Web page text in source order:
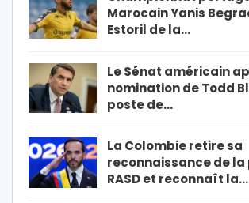
Marocain Yanis
Estoril de la…
Le Sénat américain
nomination de Todd
poste de…
La Colombie retire sa
reconnaissance de
RASD et reconnaît la…